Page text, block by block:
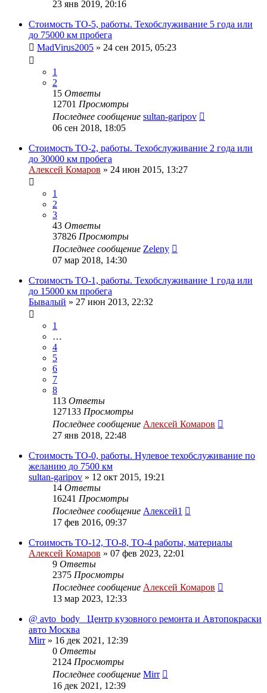
23 янв 2019, 20:16
Стоимость ТО-5, работы. Техобслуживание 5 года или
до 75000 км пробега
MadVirus2005 » 24 сен 2015, 05:23
1
2
15 Ответы
12701 Просмотры
Последнее сообщение sultan-garipov
06 сен 2018, 18:05
Стоимость ТО-2, работы. Техобслуживание 2 года или
до 30000 км пробега
Алексей Комаров » 24 июн 2015, 13:27
1
2
3
43 Ответы
37826 Просмотры
Последнее сообщение Zeleny
07 мар 2018, 14:30
Стоимость ТО-1, работы. Техобслуживание 1 года или
до 15000 км пробега
Бывалый » 27 июн 2013, 22:32
1
…
4
5
6
7
8
113 Ответы
127133 Просмотры
Последнее сообщение Алексей Комаров
27 янв 2018, 22:48
Стоимость ТО-0, работы. Нулевое техобслуживание по
желанию до 7500 км
sultan-garipov » 12 окт 2015, 19:21
14 Ответы
16241 Просмотры
Последнее сообщение Алексей1
17 фев 2016, 09:37
Стоимость ТО-12, ТО-8, ТО-4 работы, материалы
Алексей Комаров » 07 фев 2023, 22:01
9 Ответы
2375 Просмотры
Последнее сообщение Алексей Комаров
13 мар 2023, 12:33
@ avto_body_ Центр кузовнoгo ремoнта и Автопокpаcки
авто Москва
Mirr» 16 дек 2021, 12:39
0 Ответы
2124 Просмотры
Последнее сообщение Mirr
16 дек 2021, 12:39